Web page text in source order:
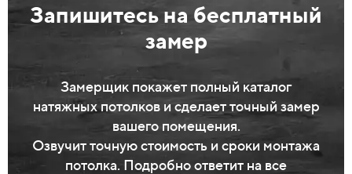
Запишитесь на бесплатный
замер
Замерщик покажет полный каталог
натяжных потолков и сделает точный замер
вашего помещения.
Озвучит точную стоимость и сроки монтажа
потолка. Подробно ответит на все